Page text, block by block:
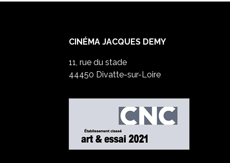
CINÉMA JACQUES DEMY
11, rue du stade
44450 Divatte-sur-Loire